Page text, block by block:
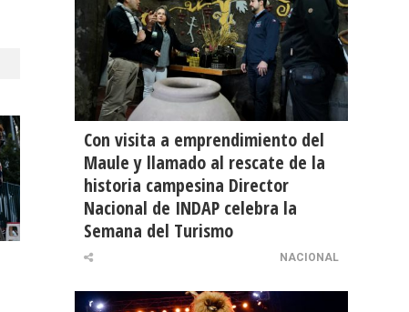
Con visita a emprendimiento del
Maule y llamado al rescate de la
historia campesina Director
Nacional de INDAP celebra la
Semana del Turismo
NACIONAL